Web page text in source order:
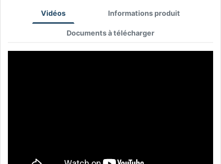
Vidéos Informations produit
Documents à télécharger